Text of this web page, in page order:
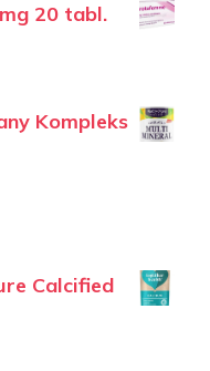
20 tabl.
Kompleks
Calcified